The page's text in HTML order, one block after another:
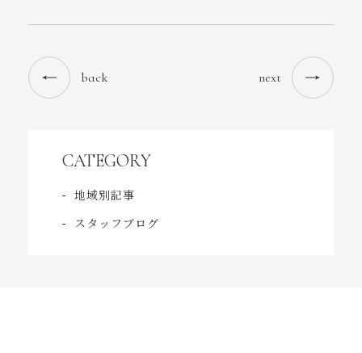
back next
CATEGORY
地域別記事
スタッフブログ